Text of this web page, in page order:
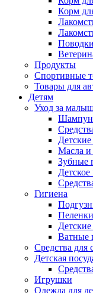
Корм
Поводки
Продукты
Спортивные
Товары для
Детям
Уход за
Масла и
Зубные
Гигиена
Пеленки
Ватные
Средства для
Детская
Игрушки
Одежда для